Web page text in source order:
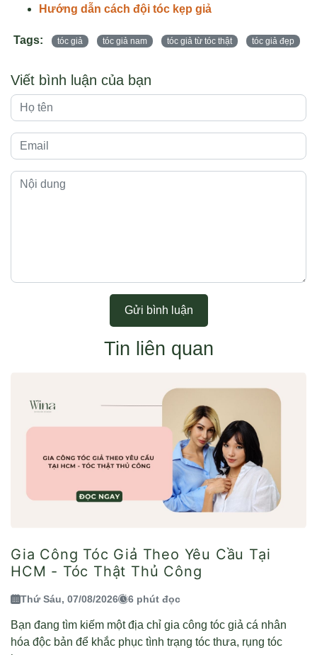
Hướng dẫn cách đội tóc kẹp giả
Tags: tóc giả tóc giả nam tóc giả từ tóc thật tóc giả đẹp
Viết bình luận của bạn
Gửi bình luận
Tin liên quan
Gia Công Tóc Giả Theo Yêu Cầu Tại
HCM - Tóc Thật Thủ Công
Thứ Sáu, 07/08/2026 6 phút đọc
Bạn đang tìm kiếm một địa chỉ gia công tóc giả cá nhân
hóa độc bản để khắc phục tình trạng tóc thưa, rụng tóc